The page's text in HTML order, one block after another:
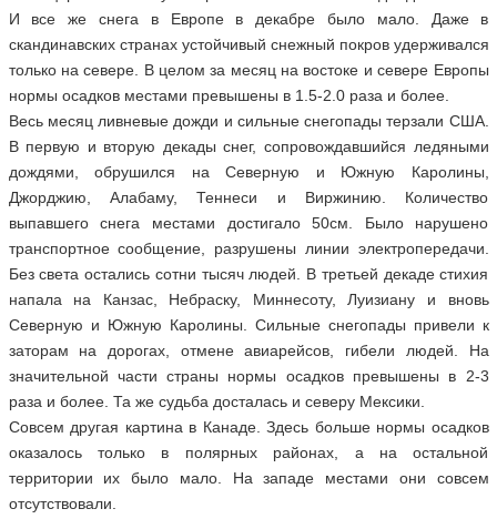
И все же снега в Европе в декабре было мало. Даже в
скандинавских странах устойчивый снежный покров удерживался
только на севере. В целом за месяц на востоке и севере Европы
нормы осадков местами превышены в 1.5-2.0 раза и более.
Весь месяц ливневые дожди и сильные снегопады терзали США.
В первую и вторую декады снег, сопровождавшийся ледяными
дождями, обрушился на Северную и Южную Каролины,
Джорджию, Алабаму, Теннеси и Виржинию. Количество
выпавшего снега местами достигало 50см. Было нарушено
транспортное сообщение, разрушены линии электропередачи.
Без света остались сотни тысяч людей. В третьей декаде стихия
напала на Канзас, Небраску, Миннесоту, Луизиану и вновь
Северную и Южную Каролины. Сильные снегопады привели к
заторам на дорогах, отмене авиарейсов, гибели людей. На
значительной части страны нормы осадков превышены в 2-3
раза и более. Та же судьба досталась и северу Мексики.
Совсем другая картина в Канаде. Здесь больше нормы осадков
оказалось только в полярных районах, а на остальной
территории их было мало. На западе местами они совсем
отсутствовали.